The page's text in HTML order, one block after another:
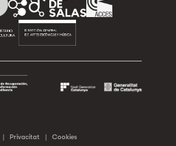
| Privacitat | Cookies